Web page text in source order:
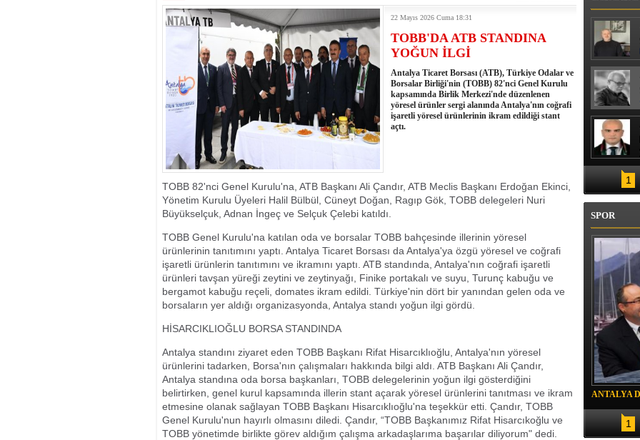
22 Mayıs 2026 Cuma 18:31
TOBB'DA ATB STANDINA
YOĞUN İLGİ
Antalya Ticaret Borsası (ATB), Türkiye Odalar ve
Borsalar Birliği'nin (TOBB) 82'nci Genel Kurulu
kapsamında Birlik Merkezi'nde düzenlenen
yöresel ürünler sergi alanında Antalya'nın coğrafi
işaretli yöresel ürünlerinin ikram edildiği stant
açtı.
TOBB 82'nci Genel Kurulu'na, ATB Başkanı Ali Çandır, ATB Meclis Başkanı Erdoğan Ekinci,
Yönetim Kurulu Üyeleri Halil Bülbül, Cüneyt Doğan, Ragıp Gök, TOBB delegeleri Nuri
Büyükselçuk, Adnan İngeç ve Selçuk Çelebi katıldı.
TOBB Genel Kurulu'na katılan oda ve borsalar TOBB bahçesinde illerinin yöresel
ürünlerinin tanıtımını yaptı. Antalya Ticaret Borsası da Antalya'ya özgü yöresel ve coğrafi
işaretli ürünlerin tanıtımını ve ikramını yaptı. ATB standında, Antalya'nın coğrafi işaretli
ürünleri tavşan yüreği zeytini ve zeytinyağı, Finike portakalı ve suyu, Turunç kabuğu ve
bergamot kabuğu reçeli, domates ikram edildi. Türkiye'nin dört bir yanından gelen oda ve
borsaların yer aldığı organizasyonda, Antalya standı yoğun ilgi gördü.
HİSARCIKLIOĞLU BORSA STANDINDA
Antalya standını ziyaret eden TOBB Başkanı Rifat Hisarcıklıoğlu, Antalya'nın yöresel
ürünlerini tadarken, Borsa'nın çalışmaları hakkında bilgi aldı. ATB Başkanı Ali Çandır,
Antalya standına oda borsa başkanları, TOBB delegelerinin yoğun ilgi gösterdiğini
belirtirken, genel kurul kapsamında illerin stant açarak yöresel ürünlerini tanıtması ve ikram
etmesine olanak sağlayan TOBB Başkanı Hisarcıklıoğlu'na teşekkür etti. Çandır, TOBB
Genel Kurulu'nun hayırlı olmasını diledi. Çandır, “TOBB Başkanımız Rifat Hisarcıkoğlu ve
TOBB yönetimde birlikte görev aldığım çalışma arkadaşlarıma başarılar diliyorum" dedi.
1
SPOR
ANTALYA
DRON
1